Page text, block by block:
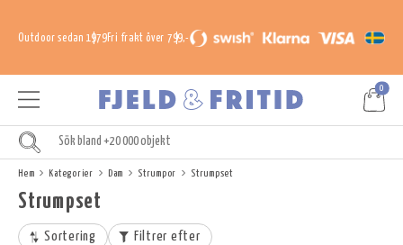
Outdoor sedan 1979Fri frakt över 799,-
0
Hem Kategorier Dam Strumpor Strumpset
Strumpset
Sortering Filtrer efter